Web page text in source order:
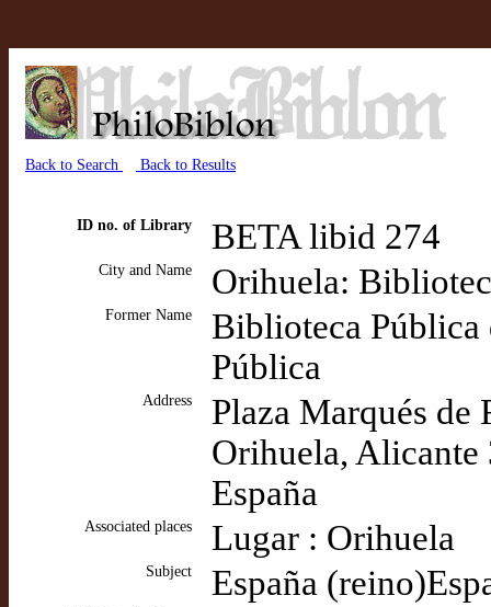
Back to Search Back to Results
ID no. of Library BETA libid 274
City and Name Orihuela:
Former Name
Biblioteca Pública
Pública
Address
Plaza Marqués de
Orihuela, Alicante
España
Associated places Lugar : Orihuela
Subject España